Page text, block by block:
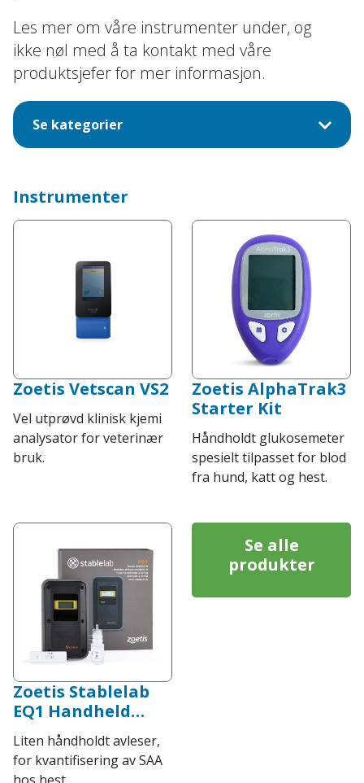
Les mer om våre instrumenter under, og
ikke nøl med å ta kontakt med våre
produktsjefer for mer informasjon.
Se kategorier
Instrumenter
Zoetis Vetscan VS2
Vel utprøvd klinisk kjemi
analysator for veterinær
bruk.
Zoetis AlphaTrak3
Starter Kit
Håndholdt glukosemeter
spesielt tilpasset for blod
fra hund, katt og hest.
Zoetis Stablelab
EQ1 Handheld
Reader
Liten håndholdt avleser,
for kvantifisering av SAA
Se alle
produkter